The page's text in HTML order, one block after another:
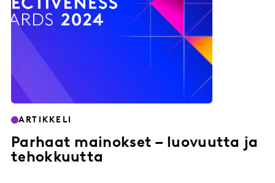
ARTIKKELI
Parhaat mainokset – luovuutta ja
tehokkuutta